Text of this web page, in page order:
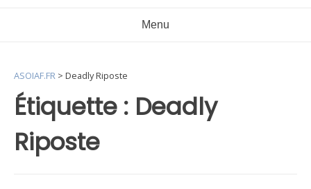
Menu
Étiquette : Deadly
Riposte
ASOIAF.FR > Deadly Riposte